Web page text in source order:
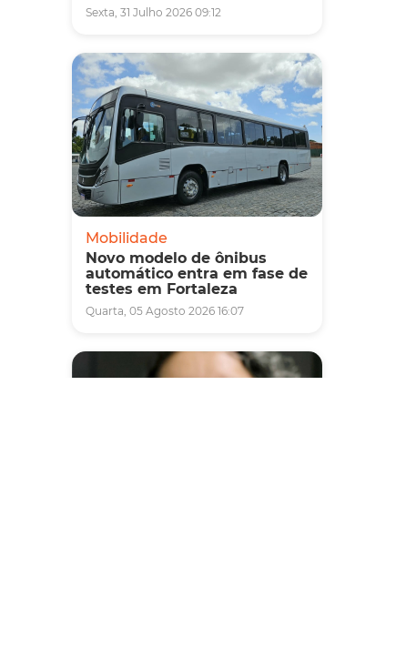
Sexta, 31 Julho 2026 09:12
Mobilidade
Novo modelo de ônibus
automático entra em fase de
testes em Fortaleza
Quarta, 05 Agosto 2026 16:07